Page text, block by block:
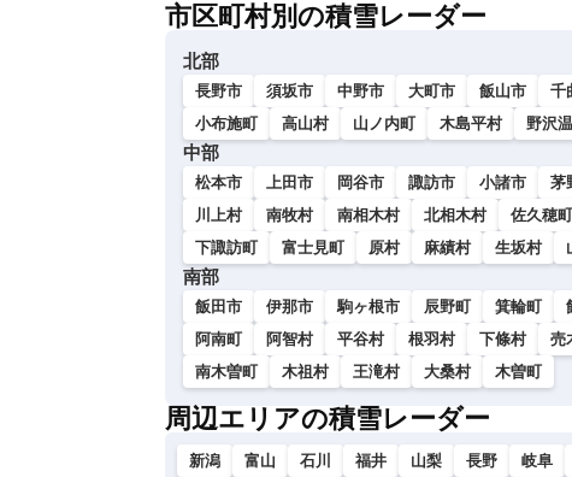
市区町村別の積雪レーダー
北部
長野市 須坂市 中野市 大町市 飯山市 千
小布施町
高山村 山ノ内町 木島平村 野沢
中部
松本市 上田市 岡谷市 諏訪市 小諸市 茅
川上村
南牧村 南相木村 北相木村 佐久穂町
下諏訪町
富士見町 原村 麻績村 生坂村
南部
飯田市 伊那市 駒ヶ根市 辰野町 箕輪町
阿南町
阿智村 平谷村 根羽村 下條村 売
南木曽町
木祖村 王滝村 大桑村 木曽町
周辺エリアの積雪レーダー
新潟 富山 石川 福井 山梨 長野 岐阜